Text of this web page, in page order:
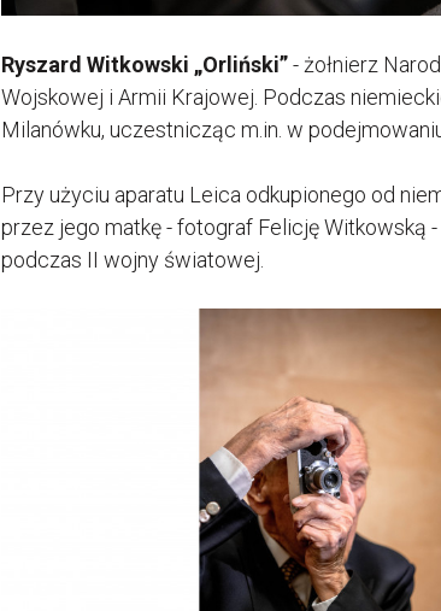
Ryszard Witkowski „Orliński”- żołnierz
Wojskowej i Armii Krajowej. Podczas
Milanówku, uczestnicząc m.in. w
Przy użyciu aparatu Leica odkupionego od
przez jego matkę - fotograf Felicję Witkowską
podczas II wojny światowej.